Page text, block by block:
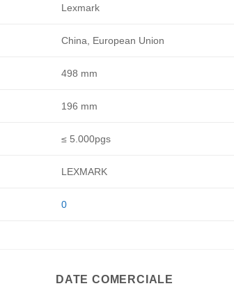
Lexmark
China, European Union
498 mm
196 mm
≤ 5.000pgs
LEXMARK
0
DATE COMERCIALE